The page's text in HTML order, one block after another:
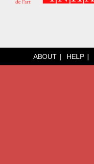
ABOUT HELP